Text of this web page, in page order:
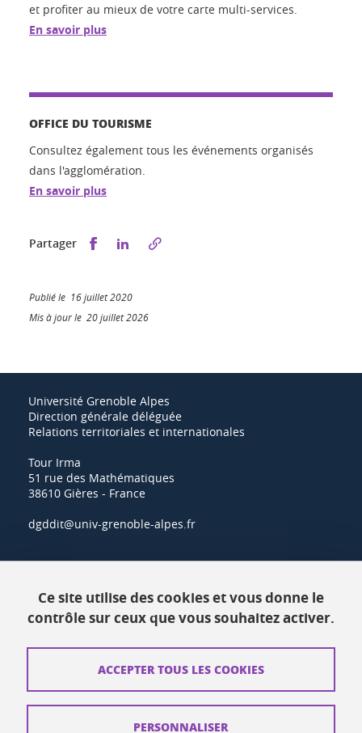
et profiter au mieux de votre carte multi-services.
En savoir plus
OFFICE DU TOURISME
Consultez également tous les événements organisés
dans l'agglomération.
En savoir plus
Partager Partager sur Facebook
Partager sur LinkedIn
Publié le 16 juillet 2020
Mis à jour le 20 juillet 2026
Université Grenoble Alpes
Direction générale déléguée
Relations territoriales et internationales
Tour Irma
51 rue des Mathématiques
38610 Gières - France
dgddit@univ-grenoble-alpes.fr
Ressources
Contacts
Plans d'accès
Mentions légales
Ce site utilise des cookies et vous donne le
contrôle sur ceux que vous souhaitez activer.
ACCEPTER TOUS LES COOKIES
PERSONNALISER